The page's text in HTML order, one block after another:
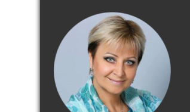
содержимому